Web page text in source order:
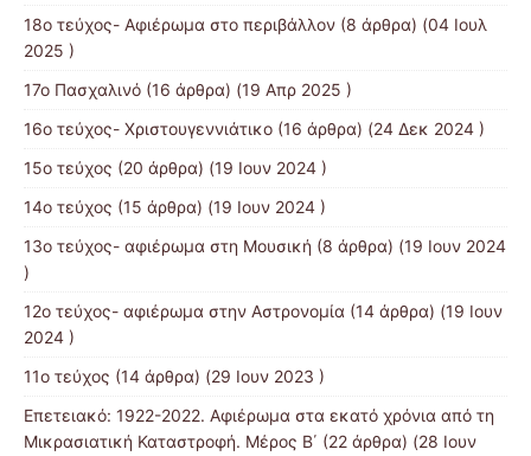
18ο τεύχος- Αφιέρωμα στο περιβάλλον (8 άρθρα) (04 Ιουλ
2025 )
17ο Πασχαλινό (16 άρθρα) (19 Απρ 2025 )
16ο τεύχος- Χριστουγεννιάτικο (16 άρθρα) (24 Δεκ 2024 )
15ο τεύχος (20 άρθρα) (19 Ιουν 2024 )
14ο τεύχος (15 άρθρα) (19 Ιουν 2024 )
13o τεύχος- αφιέρωμα στη Μουσική (8 άρθρα) (19 Ιουν 2024
)
12o τεύχος- αφιέρωμα στην Αστρονομία (14 άρθρα) (19 Ιουν
2024 )
11ο τεύχος (14 άρθρα) (29 Ιουν 2023 )
Επετειακό: 1922-2022. Αφιέρωμα στα εκατό χρόνια από τη
Μικρασιατική Καταστροφή. Μέρος B΄ (22 άρθρα) (28 Ιουν